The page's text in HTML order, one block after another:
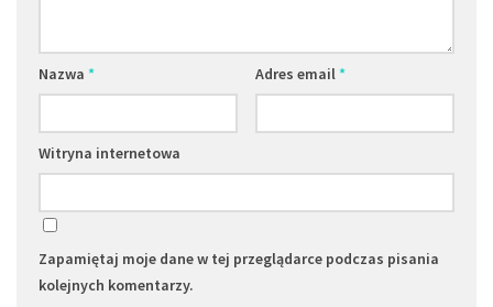
Nazwa * Adres email*
Witryna internetowa
Zapamiętaj moje dane w tej przeglądarce podczas pisania
kolejnych komentarzy.